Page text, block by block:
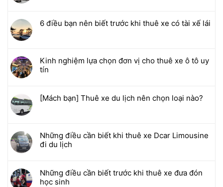
6 điều bạn nên biết trước khi thuê xe có tài xế lái
Kinh nghiệm lựa chọn đơn vị cho thuê xe ô tô uy
tín
[Mách bạn] Thuê xe du lịch nên chọn loại nào?
Những điều cần biết khi thuê xe Dcar Limousine
đi du lịch
Những điều cần biết trước khi thuê xe đưa đón
học sinh